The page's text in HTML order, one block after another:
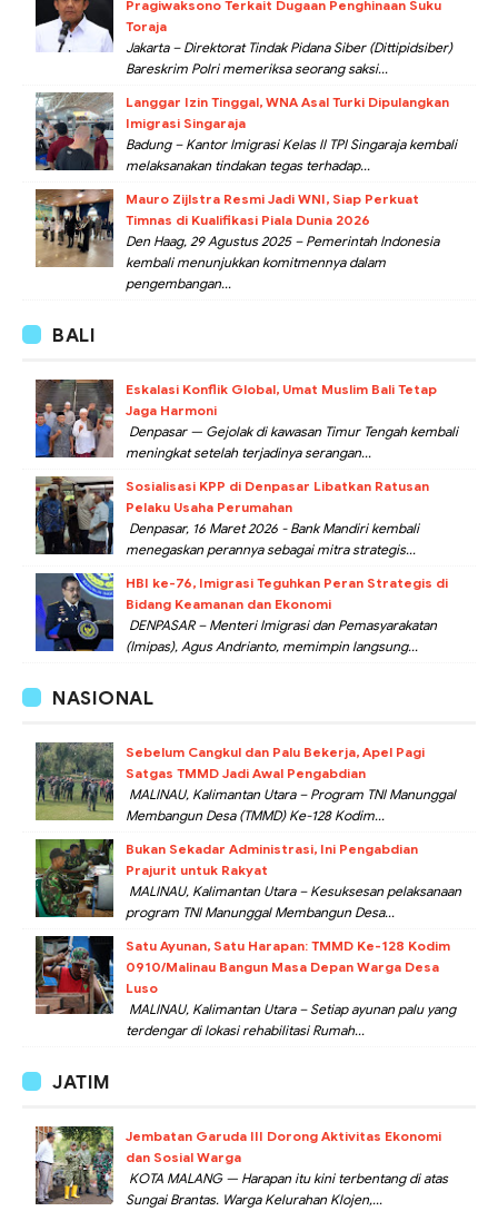
Pragiwaksono Terkait Dugaan Penghinaan Suku
Toraja
Jakarta – Direktorat Tindak Pidana Siber (Dittipidsiber)
Bareskrim Polri memeriksa seorang saksi...
Langgar Izin Tinggal, WNA Asal Turki Dipulangkan
Imigrasi Singaraja
Badung – Kantor Imigrasi Kelas II TPI Singaraja kembali
melaksanakan tindakan tegas terhadap...
Mauro Zijlstra Resmi Jadi WNI, Siap Perkuat
Timnas di Kualifikasi Piala Dunia 2026
Den Haag, 29 Agustus 2025 – Pemerintah Indonesia
kembali menunjukkan komitmennya dalam
pengembangan...
BALI
Eskalasi Konflik Global, Umat Muslim Bali Tetap
Jaga Harmoni
Denpasar — Gejolak di kawasan Timur Tengah kembali
meningkat setelah terjadinya serangan...
Sosialisasi KPP di Denpasar Libatkan Ratusan
Pelaku Usaha Perumahan
Denpasar, 16 Maret 2026 - Bank Mandiri kembali
menegaskan perannya sebagai mitra strategis...
HBI ke-76, Imigrasi Teguhkan Peran Strategis di
Bidang Keamanan dan Ekonomi
DENPASAR – Menteri Imigrasi dan Pemasyarakatan
(Imipas), Agus Andrianto, memimpin langsung...
NASIONAL
Sebelum Cangkul dan Palu Bekerja, Apel Pagi
Satgas TMMD Jadi Awal Pengabdian
MALINAU, Kalimantan Utara – Program TNI Manunggal
Membangun Desa (TMMD) Ke-128 Kodim...
Bukan Sekadar Administrasi, Ini Pengabdian
Prajurit untuk Rakyat
MALINAU, Kalimantan Utara – Kesuksesan pelaksanaan
program TNI Manunggal Membangun Desa...
Satu Ayunan, Satu Harapan: TMMD Ke-128 Kodim
0910/Malinau Bangun Masa Depan Warga Desa
Luso
MALINAU, Kalimantan Utara – Setiap ayunan palu yang
terdengar di lokasi rehabilitasi Rumah...
JATIM
Jembatan Garuda III Dorong Aktivitas Ekonomi
dan Sosial Warga
KOTA MALANG — Harapan itu kini terbentang di atas
Sungai Brantas. Warga Kelurahan Klojen,...